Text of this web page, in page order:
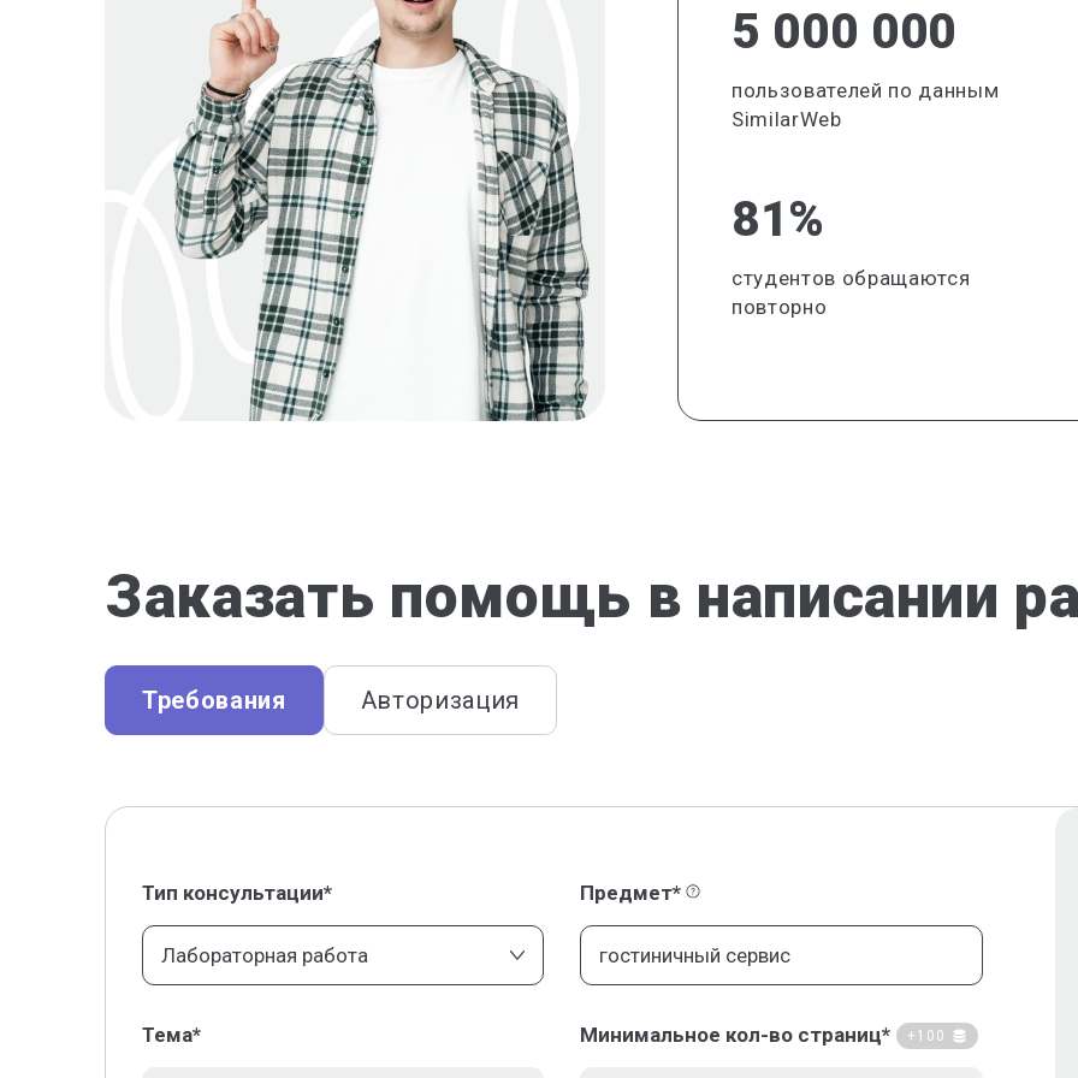
5 000 000
пользователей по данным
SimilarWeb
81%
студентов обращаются
повторно
Заказать помощь в написании
Требования Авторизация
Тип консультации*
Лабораторная работа
Предмет*
Тема* Минимальное кол-во страниц* +100